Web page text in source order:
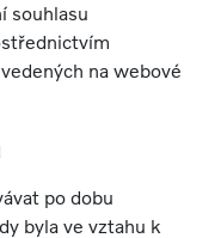
souhlasu
na webové
po dobu
byla ve vztahu k